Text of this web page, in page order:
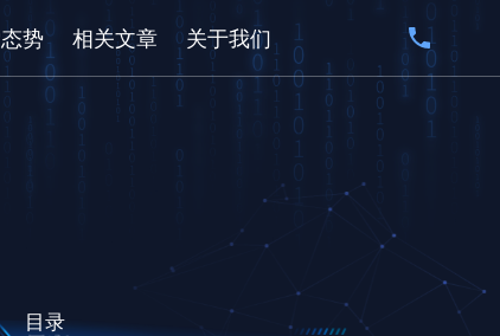
势 相关文章 关于我们
目录